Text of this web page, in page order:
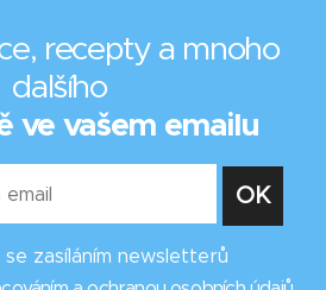
recepty a mnoho
dalšího
ve vašem emailu
se zasíláním newsletterů